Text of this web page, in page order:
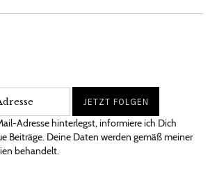
Adresse hinterlegst, informiere ich Dich
Beiträge. Deine Daten werden gemäß meiner
behandelt.